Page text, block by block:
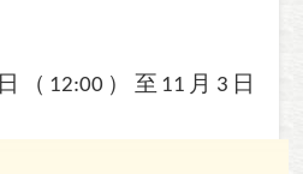
日（ 12:00 ）至 11 月 3 日